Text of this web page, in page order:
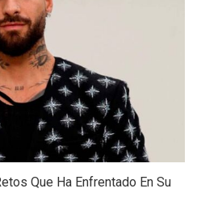
Que Ha Enfrentado En Su